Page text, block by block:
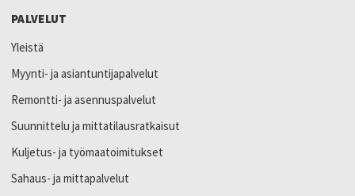
PALVELUT
Yleistä
Myynti- ja asiantuntijapalvelut
Remontti- ja asennuspalvelut
Suunnittelu ja mittatilausratkaisut
Kuljetus- ja työmaatoimitukset
Sahaus- ja mittapalvelut